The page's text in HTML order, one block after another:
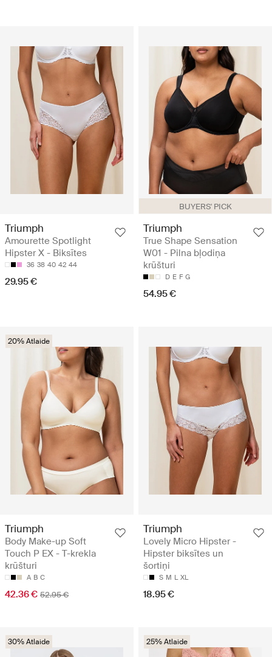
Triumph
Amourette Spotlight
Hipster X - Biksītes
36 38 40 42 44
29.95 €
BUYERS' PICK
Triumph
True Shape Sensation
W01 - Pilna bļodiņa
krūšturi
D E F G
54.95 €
20% Atlaide
Triumph
Body Make-up Soft
Touch P EX - T-krekla
krūšturi
A B C
42.36 € 52.95 €
Triumph
Lovely Micro Hipster -
Hipster biksītes un
šortiņi
S M L XL
18.95 €
30% Atlaide 25% Atlaide